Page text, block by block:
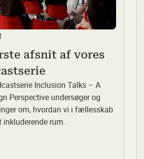
afsnit af vores
Inclusion Talks – A
Perspective undersøger og
om, hvordan vi i fællesskab
inkluderende rum.